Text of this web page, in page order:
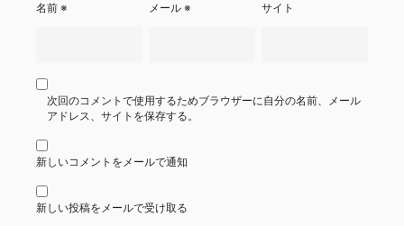
名前 ※ メール※ サイト
次回のコメントで使用するためブラウザーに自分の名前、メール
アドレス、サイトを保存する。
新しいコメントをメールで通知
新しい投稿をメールで受け取る